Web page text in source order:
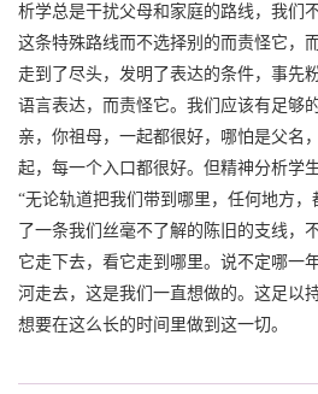
析学总是干扰父母和家庭的路线，我们
这条特殊路线而不选择别的而责怪它，
走到了尽头，发明了表达的条件，事先
语言表达，而责怪它。我们应该有足够
亲，你祖母，一起都很好，哪怕是父名
起，每一个入口都很好。但精神分析学
“无论轨道把我们带到哪里，任何地方，
了一条我们丝毫不了解的陈旧的支线，
它走下去，看它走到哪里。说不定哪一
河走去，这是我们一直想做的。这足以
想要在这么长的时间里做到这一切。